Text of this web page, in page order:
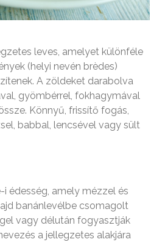
leves, amelyet különféle
(helyi nevén brèdes)
A zöldeket darabolva
gyömbérrel, fokhagymával
Könnyű, frissítő fogás,
babbal, lencsével vagy sült
i édesség, amely mézzel és
banánlevélbe csomagolt
vagy délután fogyasztják
a jellegzetes alakjára